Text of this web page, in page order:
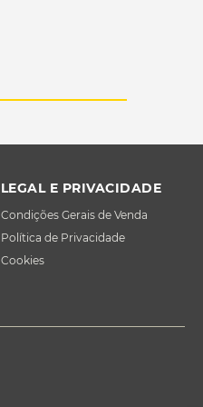
LEGAL E PRIVACIDADE
Condições Gerais de Venda
Política de Privacidade
Cookies